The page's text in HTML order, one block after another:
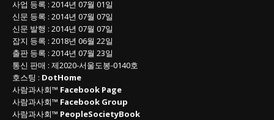
사업 등록 : 2014년 07월 01일
신문 등록 : 2014년 07월 07일
신문 발행 : 2014년 07월 07일
잡지 등록 : 2018년 06월 22일
출판 등록 : 2014년 07월 23일
통신 판매 : 제2020-서울도봉-0140호
호스팅 : DotHome
사람과사회™ Facebook Page
사람과사회™ Facebook Group
사람과사회™ PeopleSocietyBook